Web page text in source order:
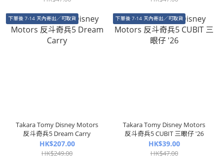
下單後 7-14 天內寄出／可取貨
Takara Tomy Disney Motors
反斗奇兵5 Dream Carry
HK$207.00
HK$249.00
下單後 7-14 天內寄出／可取貨
Takara Tomy Disney Motors
反斗奇兵5 CUBIT 三眼仔 '26
HK$39.00
HK$47.00